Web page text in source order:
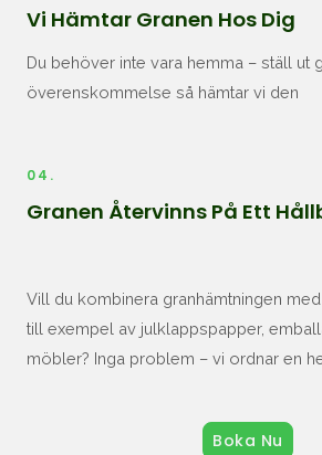
Vi Hämtar Granen Hos Dig
Du behöver inte vara hemma – ställ ut
överenskommelse så hämtar vi den
04.
Granen Återvinns På Ett
Vill du kombinera granhämtningen
till exempel av julklappspapper,
möbler? Inga problem – vi ordnar en
Boka Nu